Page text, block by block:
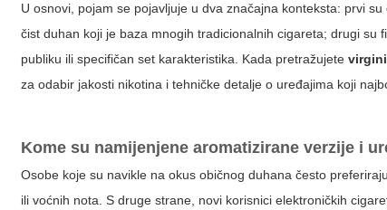
U osnovi, pojam se pojavljuje u dva značajna konteksta: prvi
čist duhan koji je baza mnogih tradicionalnih cigareta; drugi su
publiku ili specifičan set karakteristika. Kada pretražujete
za odabir jakosti nikotina i tehničke detalje o uređajima koji
Kome su namijenjene aromatizirane verzije i
Osobe koje su navikle na okus običnog duhana često
ili voćnih nota. S druge strane, novi korisnici elektroničkih